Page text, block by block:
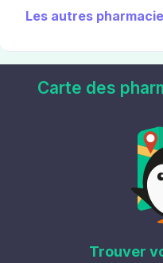
Les autres
Carte des
Trouver